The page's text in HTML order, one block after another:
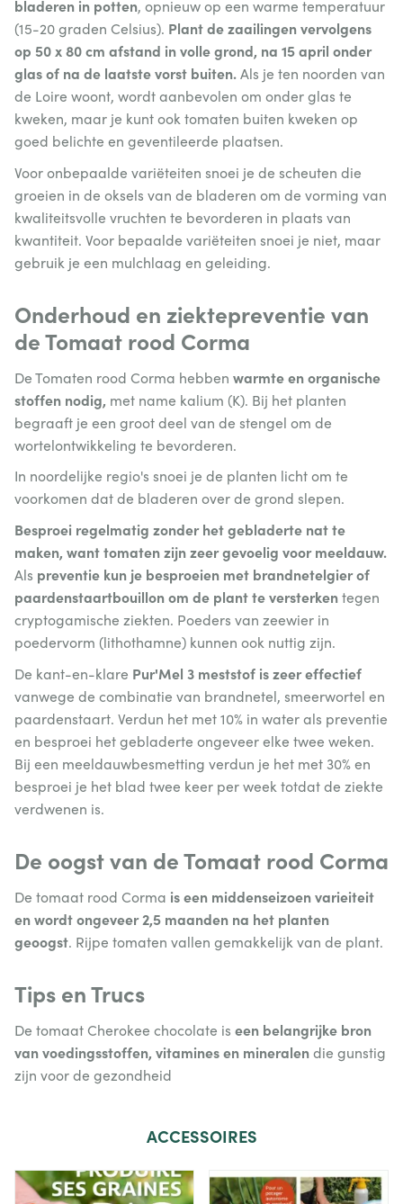
bladeren in potten, opnieuw op een warme temperatuur
(15-20 graden Celsius). Plant de zaailingen vervolgens
op 50 x 80 cm afstand in volle grond, na 15 april onder
glas of na de laatste vorst buiten.Als je ten noorden van
de Loire woont, wordt aanbevolen om onder glas te
kweken, maar je kunt ook tomaten buiten kweken op
goed belichte en geventileerde plaatsen.
Voor onbepaalde variëteiten snoei je de scheuten die
groeien in de oksels van de bladeren om de vorming van
kwaliteitsvolle vruchten te bevorderen in plaats van
kwantiteit. Voor bepaalde variëteiten snoei je niet, maar
gebruik je een mulchlaag en geleiding.
Onderhoud en ziektepreventie van
de Tomaat rood Corma
De Tomaten rood Corma hebben warmte en organische
stoffen nodig, met name kalium (K). Bij het planten
begraaft je een groot deel van de stengel om de
wortelontwikkeling te bevorderen.
In noordelijke regio's snoei je de planten licht om te
voorkomen dat de bladeren over de grond slepen.
Besproei regelmatig zonder het gebladerte nat te
maken, want tomaten zijn zeer gevoelig voor meeldauw.
Als preventie kun je besproeien met brandnetelgier of
paardenstaartbouillon om de plant te versterkentegen
cryptogamische ziekten. Poeders van zeewier in
poedervorm (lithothamne) kunnen ook nuttig zijn.
De kant-en-klare Pur'Mel 3 meststof is zeer effectief
vanwege de combinatie van brandnetel, smeerwortel en
paardenstaart. Verdun het met 10% in water als preventie
en besproei het gebladerte ongeveer elke twee weken.
Bij een meeldauwbesmetting verdun je het met 30% en
besproei je het blad twee keer per week totdat de ziekte
verdwenen is.
De oogst van de Tomaat rood Corma
De tomaat rood Corma is een middenseizoen varieiteit
en wordt ongeveer 2,5 maanden na het planten
geoogst. Rijpe tomaten vallen gemakkelijk van de plant.
Tips en Trucs
De tomaat Cherokee chocolate is een belangrijke bron
van voedingsstoffen, vitamines en mineralendie gunstig
zijn voor de gezondheid
ACCESSOIRES